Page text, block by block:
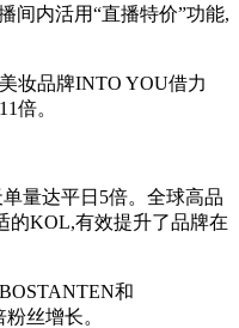
间内活用“直播特价”功能,
妆品牌INTO YOU借力
倍。
量达平日5倍。全球高品
的KOL,有效提升了品牌在
和
丝增长。